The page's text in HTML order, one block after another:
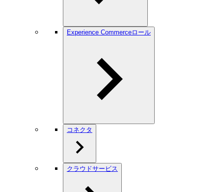
Experience Commerceロール
コネクタ
クラウドサービス